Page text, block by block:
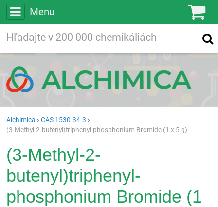
Menu
Vyhľadávanie
Alchimica
CAS 1530-34-3
(3-Methyl-2-butenyl)triphenyl-phosphonium Bromide (1 x 5 g)
(3-Methyl-2-
butenyl)triphenyl-
phosphonium Bromide (1